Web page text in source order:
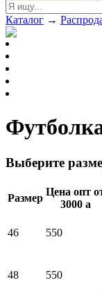
Каталог →
Выберите
Размер
Цена опт
3000 a
46 550
48 550